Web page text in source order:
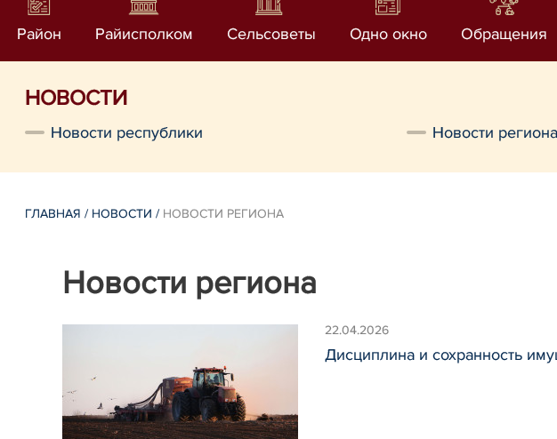
Район Райисполком Сельсоветы Одно окно Обращения
НОВОСТИ
Новости республики Новости региона
ГЛАВНАЯ / НОВОСТИ / НОВОСТИ РЕГИОНА
Новости региона
22.04.2026
Дисциплина и сохранность